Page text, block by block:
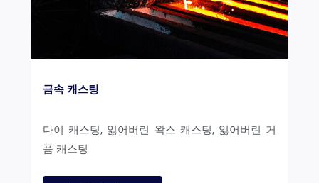
금속 캐스팅
다이 캐스팅, 잃어버린 왁스 캐스팅, 잃어버린 거
품 캐스팅